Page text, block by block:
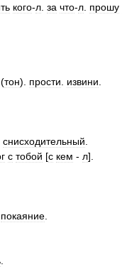
кого-л за что-л прошу
(тон). прости извини
снисходительный
с тобой [с кем - л].
покаяние